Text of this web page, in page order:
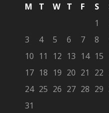
M T W T F S
1
3
4 5 6 7 8
10 11 12 13 14 15
17 18 19 20 21 22
24 25 26 27 28 29
31